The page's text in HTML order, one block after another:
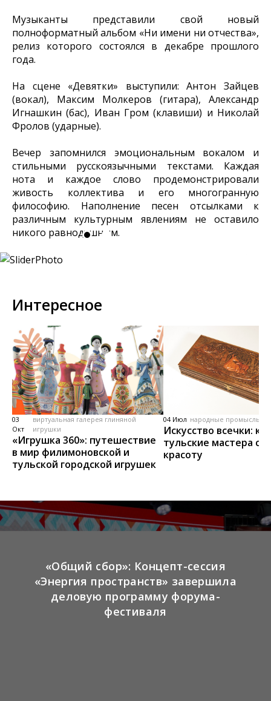
Музыканты представили свой новый
полноформатный альбом «Ни имени ни отчества»,
релиз которого состоялся в декабре прошлого
года.
На сцене «Девятки» выступили: Антон Зайцев
(вокал), Максим Молкеров (гитара), Александр
Игнашкин (бас), Иван Гром (клавиши) и Николай
Фролов (ударные).
Вечер запомнился эмоциональным вокалом и
стильными русскоязычными текстами. Каждая
нота и каждое слово продемонстрировали
живость коллектива и его многогранную
философию. Наполнение песен отсылками к
различным культурным явлениям не оставило
никого равнодушным.
Интересное
03
Окт
виртуальная галерея глиняной
игрушки
«Игрушка 360»: путешествие
в мир филимоновской и
тульской городской игрушек
04 Июл народные промыслы,
Искусство всечки: как
тульские мастера
красоту
«Общий сбор»: Концепт-сессия
«Энергия пространств» завершила
деловую программу форума-
фестиваля